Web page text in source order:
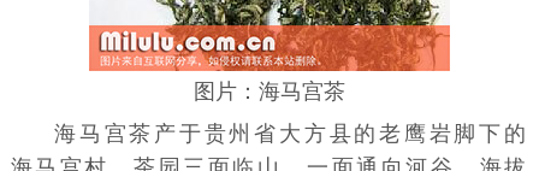
图片：海马宫茶
海马宫茶产于贵州省大方县的老鹰岩脚下的